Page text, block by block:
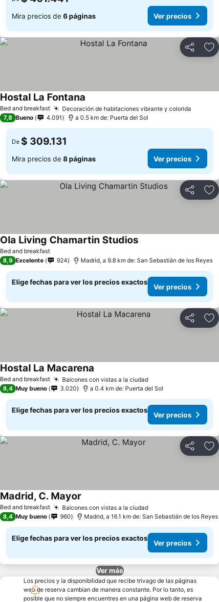
Mira precios de 6 páginas Ver precios
Compartir
Bed and breakfast Decoración de habitaciones vibrante y colorida
Hostal La Fontana
7,8 Bueno 4.091 a 0.5 km de: Puerta del Sol
De $ 309.131
Mira precios de 8 páginas Ver precios
Compartir
Bed and breakfast
Ola Living Chamartin StudiosVer precios
8,9 Excelente 924 Madrid, a 9.8 km de: San Sebastián de los Reyes
Elige fechas para ver los precios exactos
Ver precios
Compartir
Bed and breakfast Balcones con vistas a la ciudadVer precios
Hostal La Macarena
8,4 Muy bueno 3.020 a 0.4 km de: Puerta del Sol
Elige fechas para ver los precios exactos
Ver precios
Compartir
Bed and breakfast Balcones con vistas a la ciudadVer precios
Madrid, C. Mayor
8,4 Muy bueno 960 Madrid, a 16.1 km de: San Sebastián de los Reyes
Elige fechas para ver los precios exactos
Ver precios
Ver más
Los precios y la disponibilidad que recibe trivago de las páginas
web de reserva cambian de manera constante. Por lo tanto, es
posible que no siempre encuentres en una página web de reserva